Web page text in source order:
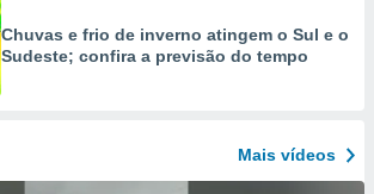
Chuvas e frio de inverno atingem o Sul e o
Sudeste; confira a previsão do tempo
Mais vídeos